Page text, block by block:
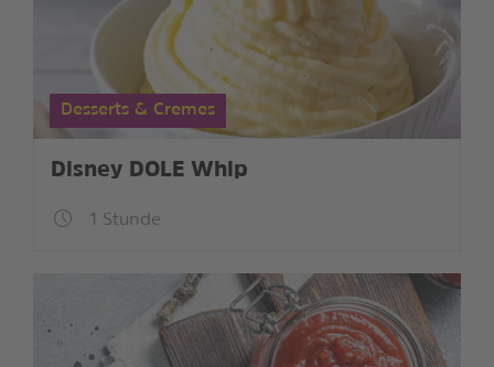
Desserts & Cremes
Disney DOLE Whip
1 Stunde